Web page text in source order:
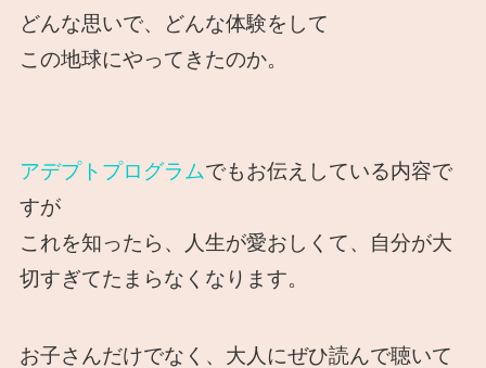
どんな思いで、どんな体験をして
この地球にやってきたのか。
アデプトプログラムでもお伝えしている内容で
すが
これを知ったら、人生が愛おしくて、自分が大
切すぎてたまらなくなります。
お子さんだけでなく、大人にぜひ読んで聴いて